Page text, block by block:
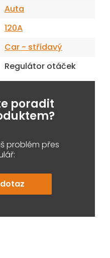
Auta
120A
Car - střídavý
Regulátor otáček
poradit
problém přes